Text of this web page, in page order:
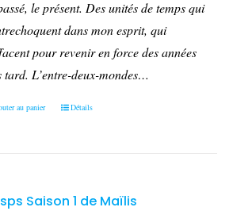
le présent. Des unités de temps qui
dans mon esprit, qui
pour revenir en force des années
tard. L’entre-deux-mondes…
au panier Détails
Saison 1 de Maïlis